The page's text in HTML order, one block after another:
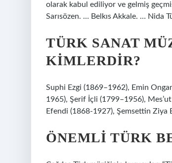
olarak kabul ediliyor ve gelmiş
Sarısözen. … Belkıs Akkale. … Nida
TÜRK SANAT
KIMLERDIR?
Suphi Ezgi (1869–1962), Emin
1965), Şerif İçli (1799–1956),
Efendi (1868-1927), Şemsettin
ÖNEMLI TÜRK